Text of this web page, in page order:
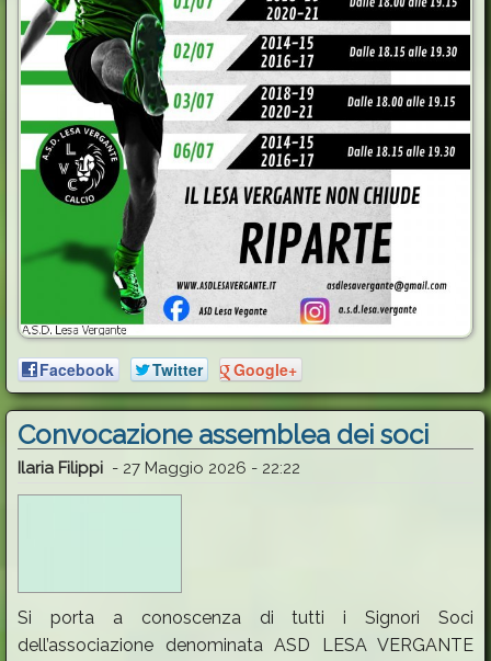
Facebook Twitter Google+
Convocazione assemblea dei soci
Ilaria Filippi - 27 Maggio 2026 - 22:22
Si porta a conoscenza di tutti i Signori Soci
dell’associazione denominata ASD LESA VERGANTE